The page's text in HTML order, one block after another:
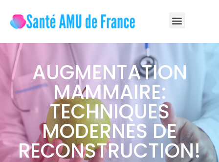
AUGMENTATION
MAMMAIRE:
TECHNIQUES
MODERNES DE
RECONSTRUCTION!